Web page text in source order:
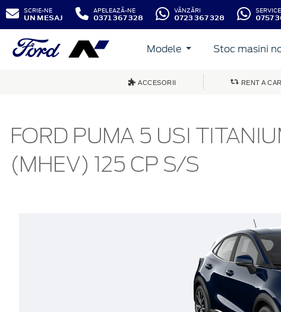
SCRIE-NE
UN MESAJ
APELEAZĂ-NE
0371 367 328
VÂNZĂRI
0723 367 328
SERVICE
0757
Modele Stoc masini
ACCESORII RENT A CAR
FORD PUMA 5 USI
(MHEV) 125 CP S/S